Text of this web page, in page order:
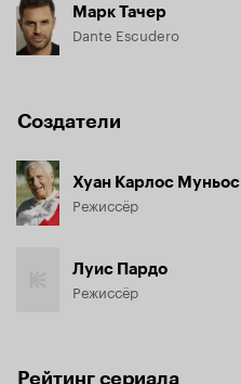
Марк Тачер
Dante Escudero
Создатели
Хуан Карлос Муньос
Режиссёр
Луис Пардо
Режиссёр
Рейтинг сериала